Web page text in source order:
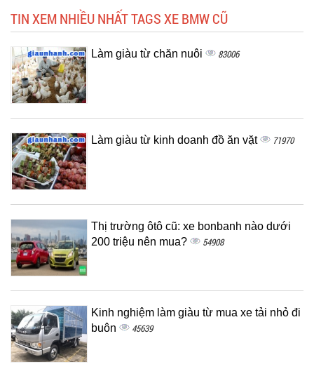
TIN XEM NHIỀU NHẤT TAGS XE BMW CŨ
Làm giàu từ chăn nuôi 83006
Làm giàu từ kinh doanh đồ ăn vặt 71970
Thị trường ôtô cũ: xe bonbanh nào dưới
200 triệu nên mua?
54908
Kinh nghiệm làm giàu từ mua xe tải nhỏ đi
buôn
45639